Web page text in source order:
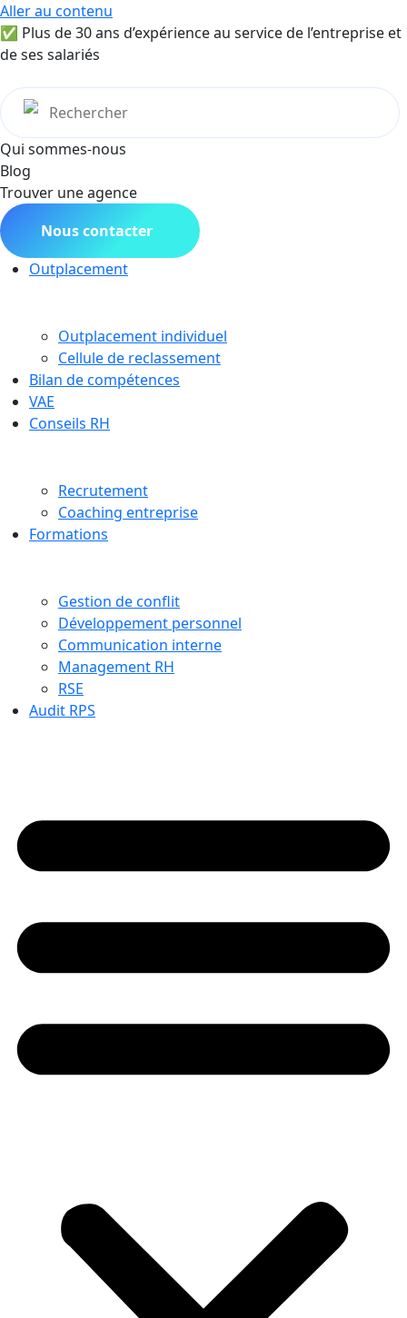
Aller au contenu
✅ Plus de 30 ans d’expérience au service de l’entreprise et
de ses salariés
Qui sommes-nous
Blog
Trouver une agence
Nous contacter
Outplacement
Outplacement individuel
Cellule de reclassement
Bilan de compétences
VAE
Conseils RH
Recrutement
Coaching entreprise
Formations
Gestion de conflit
Développement personnel
Communication interne
Management RH
RSE
Audit RPS